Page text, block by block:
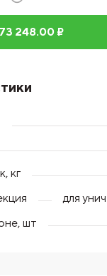
248.00 ₽
кг
для
шт